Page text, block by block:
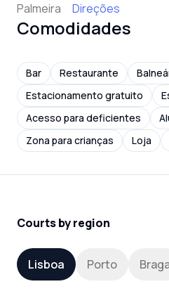
Palmeira
Direções
Comodidades
Bar Restaurante
Estacionamento gratuito
Acesso para deficientes
Zona para crianças
Loja
Courts by region
Lisboa Porto